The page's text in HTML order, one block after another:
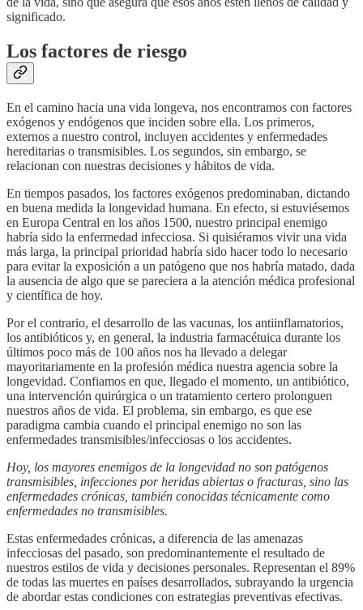
significado.
Los factores de riesgo
En el camino hacia una vida longeva, nos encontramos con factores
exógenos y endógenos que inciden sobre ella. Los primeros,
externos a nuestro control, incluyen accidentes y enfermedades
hereditarias o transmisibles. Los segundos, sin embargo, se
relacionan con nuestras decisiones y hábitos de vida.
En tiempos pasados, los factores exógenos predominaban, dictando
en buena medida la longevidad humana. En efecto, si estuviésemos
en Europa Central en los años 1500, nuestro principal enemigo
habría sido la enfermedad infecciosa. Si quisiéramos vivir una vida
más larga, la principal prioridad habría sido hacer todo lo necesario
para evitar la exposición a un patógeno que nos habría matado, dada
la ausencia de algo que se pareciera a la atención médica profesional
y científica de hoy.
Por el contrario, el desarrollo de las vacunas, los antiinflamatorios,
los antibióticos y, en general, la industria farmacétuica durante los
últimos poco más de 100 años nos ha llevado a delegar
mayoritariamente en la profesión médica nuestra agencia sobre la
longevidad. Confiamos en que, llegado el momento, un antibiótico,
una intervención quirúrgica o un tratamiento certero prolonguen
nuestros años de vida. El problema, sin embargo, es que ese
paradigma cambia cuando el principal enemigo no son las
enfermedades transmisibles/infecciosas o los accidentes.
Hoy, los mayores enemigos de la longevidad no son patógenos
transmisibles, infecciones por heridas abiertas o fracturas, sino las
enfermedades crónicas, también conocidas técnicamente como
enfermedades no transmisibles.
Estas enfermedades crónicas, a diferencia de las amenazas
infecciosas del pasado, son predominantemente el resultado de
nuestros estilos de vida y decisiones personales. Representan el 89%
de todas las muertes en países desarrollados, subrayando la urgencia
de abordar estas condiciones con estrategias preventivas efectivas.